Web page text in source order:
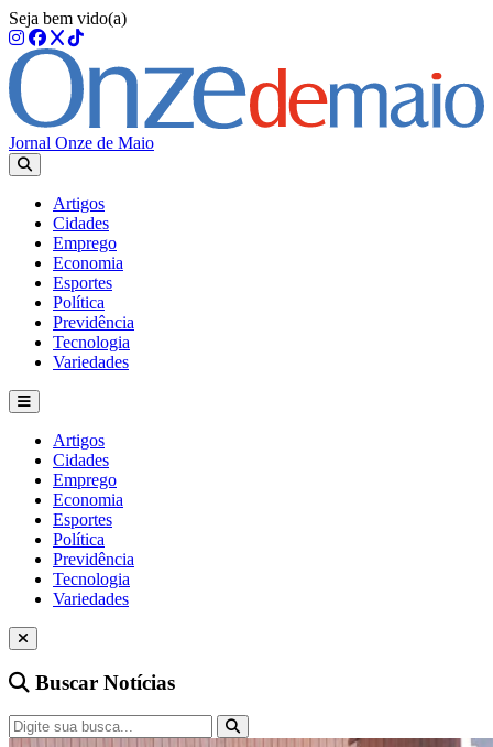
Seja bem vido(a)
Jornal Onze de Maio
Artigos
Cidades
Emprego
Economia
Esportes
Política
Previdência
Tecnologia
Variedades
Artigos
Cidades
Emprego
Economia
Esportes
Política
Previdência
Tecnologia
Variedades
Buscar Notícias